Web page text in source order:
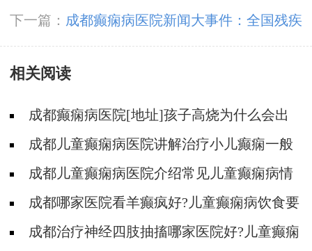
下一篇： 成都癫痫病医院新闻大事件：全国残疾
预防日，降低因癫痫病致残发生率，神康倡导癫
痫诊治越早越好
相关阅读
成都癫痫病医院[地址]孩子高烧为什么会出
现癫痫抽搐?
成都儿童癫痫病医院讲解治疗小儿癫痫一般
可用什么方法?
成都儿童癫痫病医院介绍常见儿童癫痫病情
症状到底有些什么?
成都哪家医院看羊癫疯好?儿童癫痫病饮食要
注意什么?
成都治疗神经四肢抽搐哪家医院好?儿童癫痫